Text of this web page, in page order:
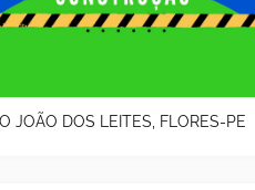
JOÃO DOS LEITES, FLORES-PE